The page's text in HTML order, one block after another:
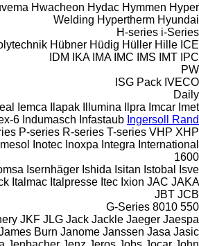
Hwacheon Hydac Hymmen Hyper
Welding Hypertherm Hyundai
H-series i-Series
Hübner Hüdig Hüller Hille ICE
IDM
IKA IMA IMC IMS IMT IPC
PW
ISG Pack IVECO
Daily
Iemca Ilapak Illumina Ilpra Imcar Imet
6 Indumasch Infastaub Ingersoll Rand
P-series R-series T-series VHP XHP
Inotec Inoxpa Integra International
1600
Isernhäger Ishida Isitan Istobal
Isve
Italmac Italpresse Itec Ixion JAC JAKA
JBT JCB
550
8010
G-Series
JKF JLG Jack Jackle Jaeger Jaespa
Burn Janome Janssen Jasa Jasic